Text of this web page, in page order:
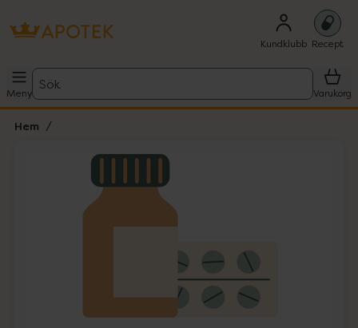
Kundklubb Recept
Meny
Sök
Varukorg
Hem
Lista: . Innehåller 1 objekt.